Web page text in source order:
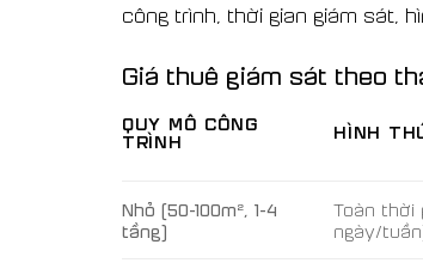
công trình, thời gian giám sát,
Giá thuê giám sát theo
QUY MÔ CÔNG
TRÌNH HÌNH
Nhỏ (50-100m², 1-4
tầng)
Toàn thời
ngày/